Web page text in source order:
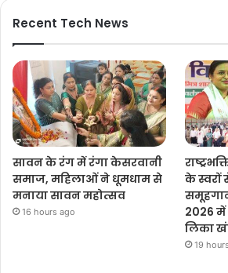
Recent Tech News
सावन के रंग में रंगा केसरवानी
समाज, महिलाओं ने धूमधाम से
मनाया सावन महोत्सव
16 hours ago
के स्वरों
समूहगान
2026 में
लिका
19